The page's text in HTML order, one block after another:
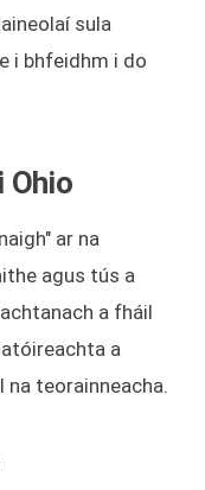
sula
i bhfeidhm i do
Ohio
ar na
agus tús a
a fháil
a
na teorainneacha.